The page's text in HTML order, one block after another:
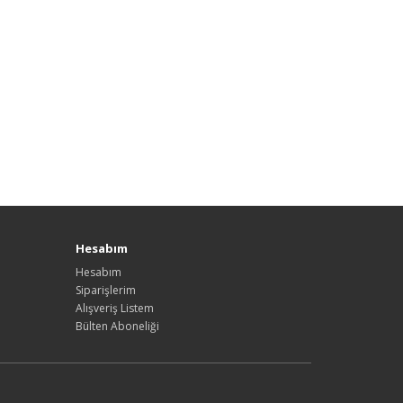
Hesabım
Hesabım
Siparişlerim
Alışveriş Listem
Bülten Aboneliği